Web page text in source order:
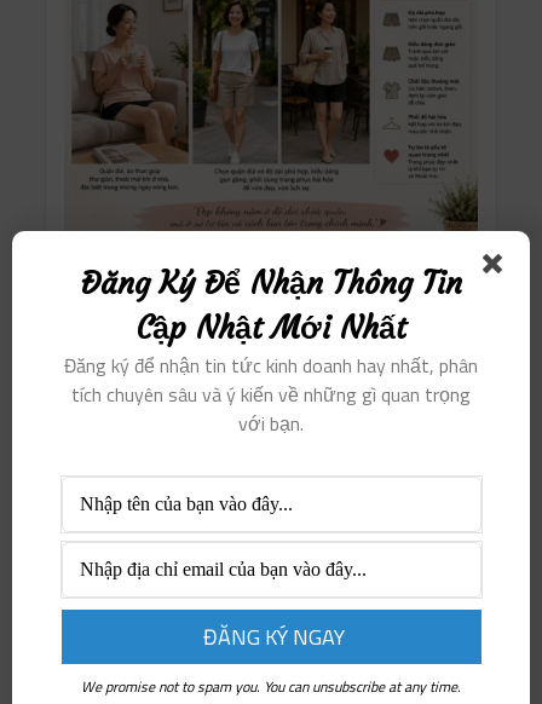
Đăng Ký Để Nhận Thông Tin
Cập Nhật Mới Nhất
Đăng ký để nhận tin tức kinh doanh hay nhất, phân
tích chuyên sâu và ý kiến ​​về những gì quan trọng
với bạn.
We promise not to spam you. You can unsubscribe at any time.